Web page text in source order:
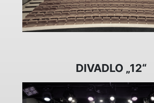
DIVADLO „12“